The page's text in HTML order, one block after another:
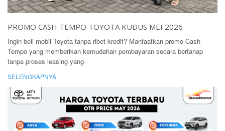
PROMO CASH TEMPO TOYOTA KUDUS MEI 2026
Ingin beli mobil Toyota tanpa ribet kredit? Manfaatkan promo Cash
Tempo yang memberikan kemudahan pembayaran secara bertahap
tanpa proses leasing yang
SELENGKAPNYA